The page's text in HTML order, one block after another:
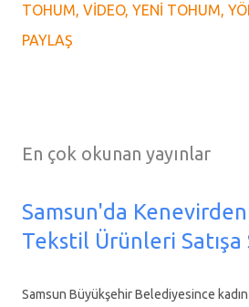
TOHUM VIDEO YENI TOHUM
PAYLAŞ
En çok okunan yayınlar
Samsun'da Kenevirden
Tekstil Ürünleri Satışa
Samsun Büyükşehir Belediyesince kadın